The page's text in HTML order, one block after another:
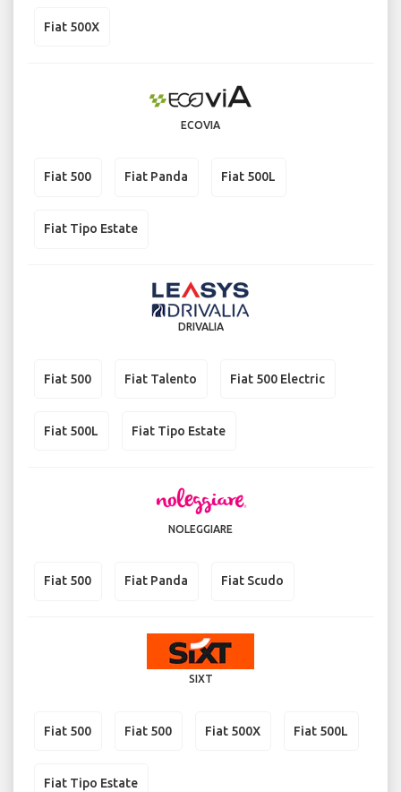
Fiat 500X
ECOVIA
Fiat 500 Fiat Panda Fiat 500L
Fiat Tipo Estate
DRIVALIA
Fiat 500 Fiat Talento Fiat 500 Electric
Fiat 500L Fiat Tipo Estate
NOLEGGIARE
Fiat 500 Fiat Panda Fiat Scudo
SIXT
Fiat 500 Fiat 500 Fiat 500X Fiat 500L
Fiat Tipo Estate